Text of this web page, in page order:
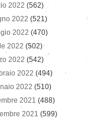
2022 (562)
2022 (521)
2022 (470)
2022 (502)
2022 (542)
2022 (494)
2022 (510)
2021 (488)
2021 (599)